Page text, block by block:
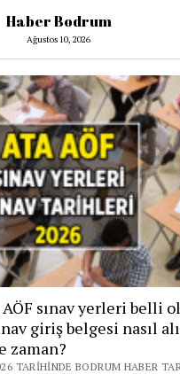
Haber Bodrum
Ağustos 10, 2026
sınav yerleri belli
giriş belgesi nasıl
zaman?
TARIHINDE BODRUM HABER